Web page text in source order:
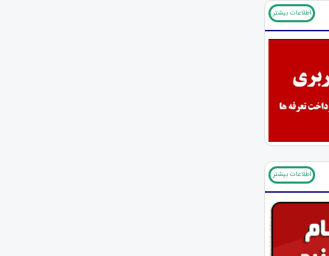
اطلاعات بیشتر
اطلاعات بیشتر